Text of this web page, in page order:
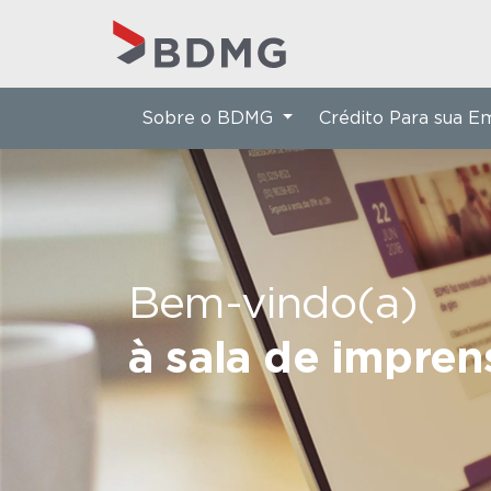
Bem-vindo(a)
à sala de
Sobre o BDMG Crédito Para sua